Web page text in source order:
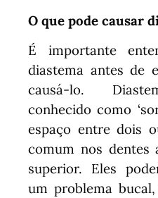
O que pode causar
É importante
diastema antes de
causá-lo.
conhecido como
espaço entre dois
comum nos dentes
superior. Eles
um problema